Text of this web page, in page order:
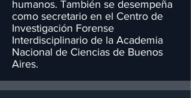
humanos. También se desempeña
como secretario en el Centro de
Investigación Forense
Interdisciplinario de la Academia
Nacional de Ciencias de Buenos
Aires.